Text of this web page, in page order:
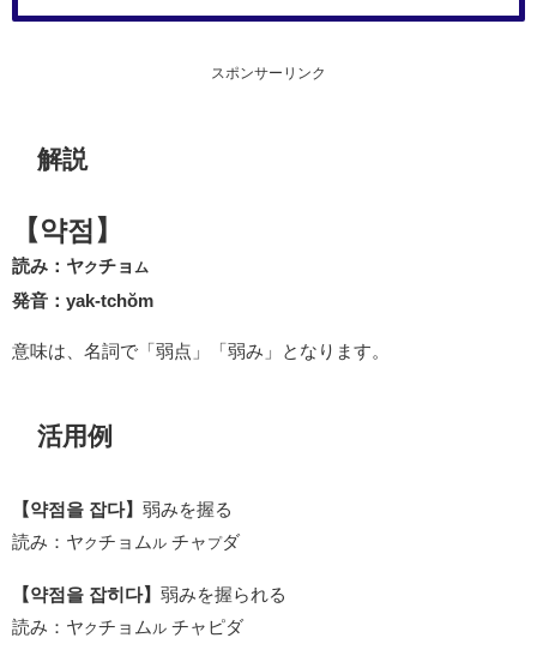
スポンサーリンク
解説
【약점】
読み：ヤクチョ ム
発音：yak-tchŏm
意味は、名詞で「弱点」「弱み」となります。
活用例
【약점을 잡다】 弱みを握る
読み：ヤクチョム ル チャ プダ
【약점을 잡히다】 弱みを握られる
読み：ヤクチョム ル チャピダ